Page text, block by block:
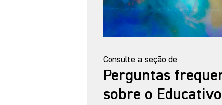
Consulte a seção de
Perguntas
sobre o Educativo